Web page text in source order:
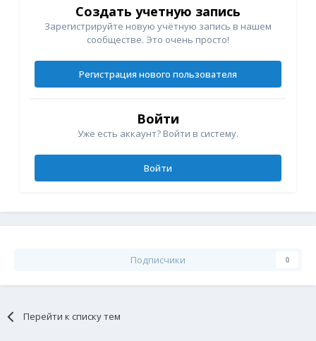
Создать учетную запись
Зарегистрируйте новую учётную запись в нашем
сообществе. Это очень просто!
Регистрация нового пользователя
Войти
Уже есть аккаунт? Войти в систему.
Войти
Подписчики 0
Перейти к списку тем